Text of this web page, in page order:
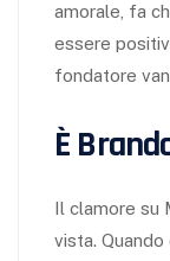
amorale, fa
essere
fondatore
È
Il clamore su
vista.